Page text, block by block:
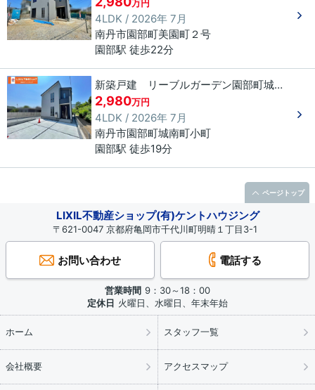
万円
4LDK / 2026年 7月
南丹市園部町美園町２号
園部駅 徒歩22分
新築戸建 リーブルガーデン園部町城南町
2,980万円
4LDK / 2026年 7月
南丹市園部町城南町小町
園部駅 徒歩19分
LIXIL不動産ショップ(有)ケントハウジング
〒621-0047 京都府亀岡市千代川町明晴１丁目3-1
お問い合わせ 電話する
営業時間 9：30～18：00
定休日 火曜日、水曜日、年末年始
ホーム スタッフ一覧
会社概要 アクセスマップ
ページトップ